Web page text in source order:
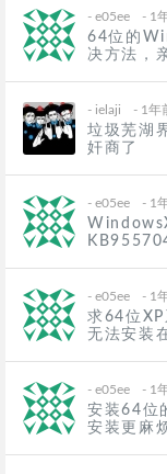
64位的
决方法，
-e05ee - 1
垃圾芜湖
奸商了
- ielaji - 1年
-e05ee - 1
求64位
无法安装
-e05ee - 1
安装64位
安装更麻
-e05ee - 1